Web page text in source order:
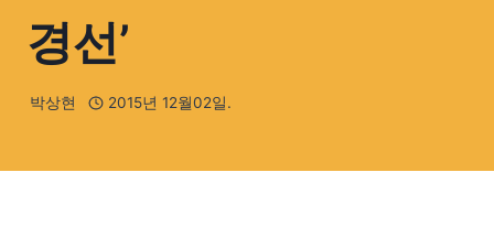
경선’
박상현 2015년 12월02일.